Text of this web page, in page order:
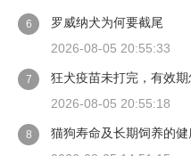
6
罗威纳犬为何要截尾
2026-08-05 20:55:33
7
狂犬疫苗未打完，有效
2026-08-05 20:55:18
8
猫狗寿命及长期饲养的